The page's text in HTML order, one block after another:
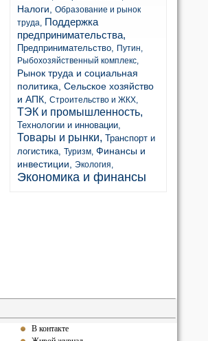
Налоги,
Образование и рынок
труда, Поддержка
предпринимательства,
Предпринимательство, Путин,
Рыбохозяйственный комплекс,
Рынок труда и социальная
политика, Сельское хозяйство
и АПК, Строительство и ЖКХ,
ТЭК и промышленность,
Технологии и инновации,
Товары и рынки, Транспорт и
логистика, Туризм, Финансы и
инвестиции,
Экология,
Экономика и финансы
В контакте